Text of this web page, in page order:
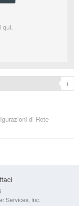
qui.
1
di Rete
Services, Inc.